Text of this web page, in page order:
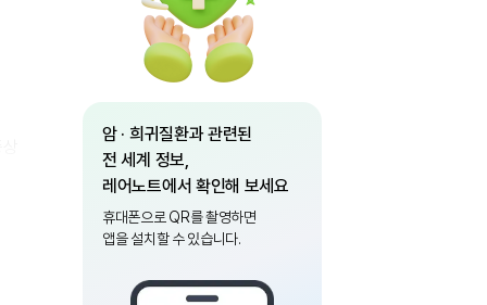
암 · 희귀질환과 관련된
전 세계 정보,
레어노트에서 확인해 보세요
휴대폰으로 QR를 촬영하면
앱을 설치할 수 있습니다.